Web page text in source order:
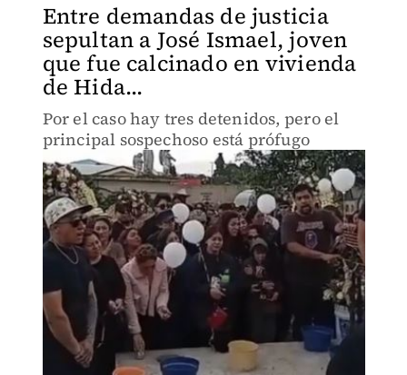
Entre demandas de justicia
sepultan a José Ismael, joven
que fue calcinado en vivienda
de Hida...
Por el caso hay tres detenidos, pero el
principal sospechoso está prófugo